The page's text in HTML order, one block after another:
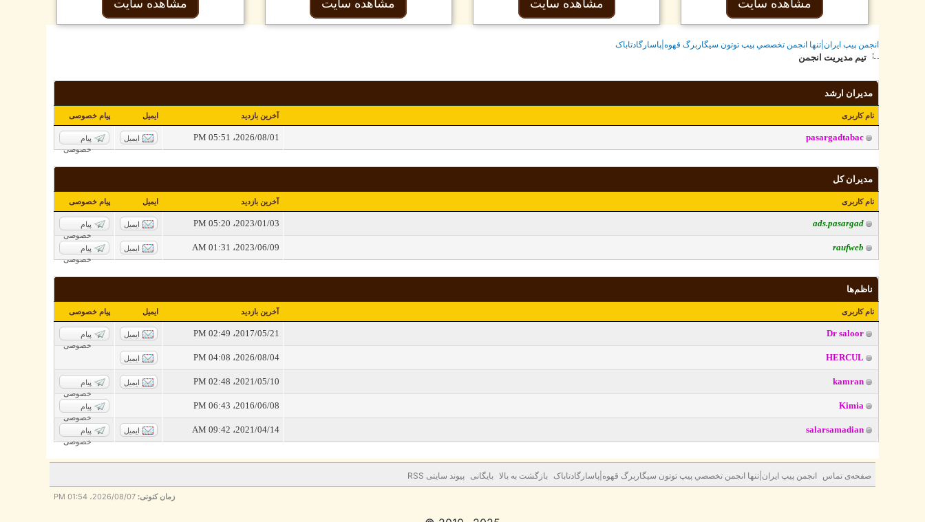
مشاهده سایت مشاهده سایت مشاهده سایت مشاهده سایت
انجمن پيپ ايران|تنها انجمن تخصصي پيپ توتون سيگاربرگ قهوه|پاسارگادتاباک
تیم مدیریت انجمن
مدیران ارشد
نام کاربری آخرین بازدید ایمیل پیام خصوصی
pasargadtabac 2026/08/01، 05:51 PM ایمیل
پیام
خصوصی
مدیران کل
نام کاربری آخرین بازدید ایمیل پیام خصوصی
ads.pasargad 2023/01/03، 05:20 PM ایمیل
پیام
خصوصی
raufweb 2023/06/09، 01:31 AM ایمیل
پیام
خصوصی
ناظم‌ها
نام کاربری آخرین بازدید ایمیل پیام خصوصی
Dr saloor 2017/05/21، 02:49 PM ایمیل
پیام
خصوصی
HERCUL 2026/08/04، 04:08 PM ایمیل
kamran 2021/05/10، 02:48 PM ایمیل
پیام
خصوصی
Kimia 2016/06/08، 06:43 PM
پیام
خصوصی
salarsamadian 2021/04/14، 09:42 AM ایمیل
پیام
خصوصی
صفحه‌ی تماس انجمن پيپ ايران|تنها انجمن تخصصي پيپ توتون سيگاربرگ قهوه|پاسارگادتاباک بازگشت به بالا بایگانی پیوند سایتی RSS
زمان کنونی: 2026/08/07، 01:54 PM